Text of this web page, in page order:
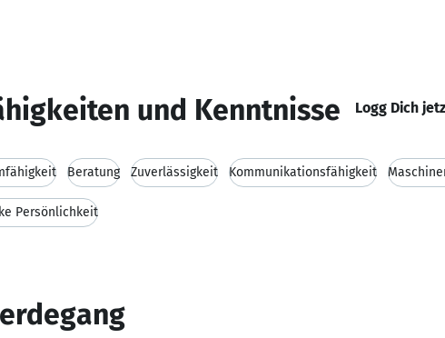
und Kenntnisse Logg Dich
Beratung Zuverlässigkeit Kommunikationsfähigkeit
Persönlichkeit